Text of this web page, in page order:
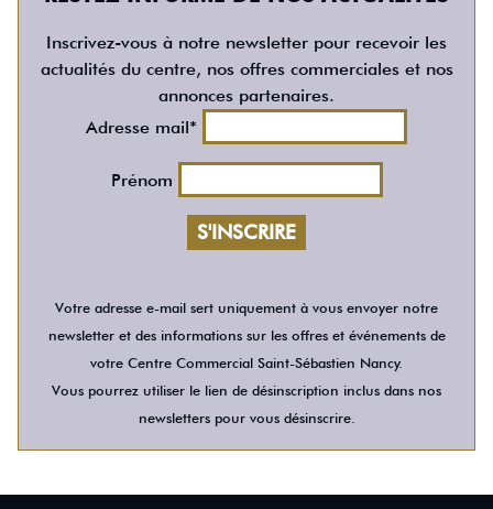
Inscrivez-vous à notre newsletter pour recevoir les
actualités du centre, nos offres commerciales et nos
annonces partenaires.
Adresse mail*
Prénom
Votre adresse e-mail sert uniquement à vous envoyer notre
newsletter et des informations sur les offres et événements de
votre Centre Commercial Saint-Sébastien Nancy.
Vous pourrez utiliser le lien de désinscription inclus dans nos
newsletters pour vous désinscrire.